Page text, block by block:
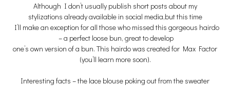
Although I don’t usually publish short posts about my
stylizations already available in social media,but this time
I’ll make an exception for all those who missed this gorgeous hairdo
– a perfect loose bun, great to develop
one’s own version of a bun. This hairdo was created for Max Factor
(you’ll learn more soon).
Interesting facts – the lace blouse poking out from the sweater